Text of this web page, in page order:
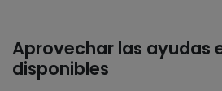
Aprovechar las ayudas
disponibles